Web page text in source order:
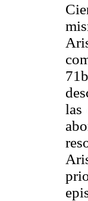
las